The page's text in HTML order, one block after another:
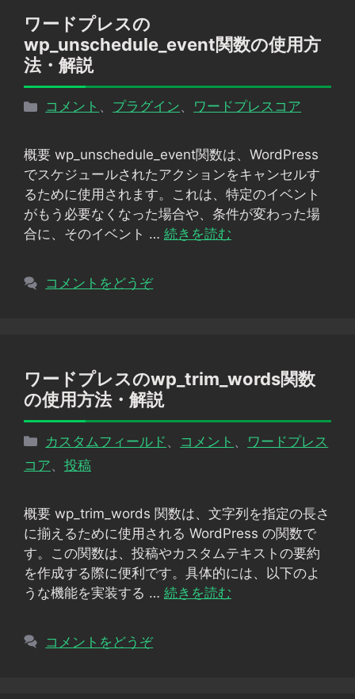
ワードプレスの
wp_unschedule_event関数の使用方
法・解説
カ
リ
ー
コメント 、 プラグイン、 ワードプレスコア
概要 wp_unschedule_event関数は、WordPress
でスケジュールされたアクションをキャンセルす
るために使用されます。これは、特定のイベント
がもう必要なくなった場合や、条件が変わった場
合に、そのイベント … 続きを読む
コメントをどうぞ
ワードプレスのwp_trim_words関数
の使用方法・解説
カ
テ
ー
カスタムフィールド コメント
ワードプレス
コア
投稿
概要 wp_trim_words 関数は、文字列を指定の長さ
に揃えるために使用される WordPress の関数で
す。この関数は、投稿やカスタムテキストの要約
を作成する際に便利です。具体的には、以下のよ
うな機能を実装する … 続きを読む
コメントをどうぞ